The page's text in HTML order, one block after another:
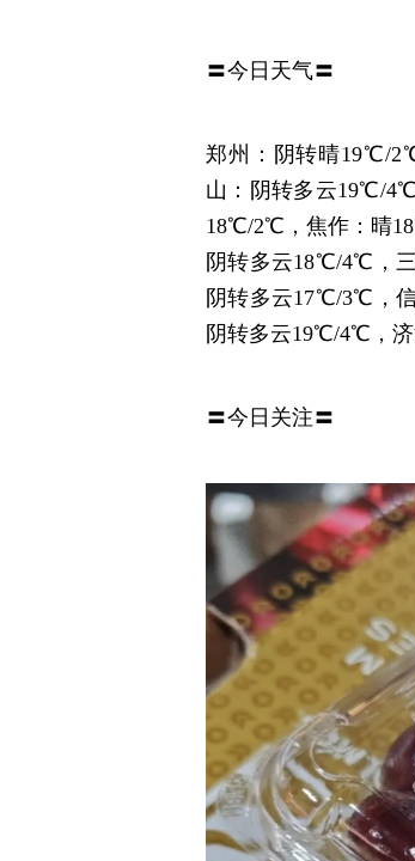
〓今日天气〓
郑州：阴转晴19℃/
山：阴转多云19℃/
18℃/2℃，焦作：晴
阴转多云18℃/4℃，
阴转多云17℃/3℃，
阴转多云19℃/4℃，
〓今日关注〓